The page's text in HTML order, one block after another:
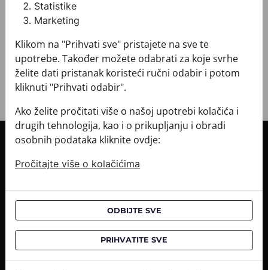
+ MATERIJAL I ODRŽAVANJE
+ DOSTAVA
+ POVRATI I ZAMJENE
INFORMACIJE O KUPNJI
Informacije o dostavi
CROATA saloni
O NAMA
Kontaktirajte nas
Statistike
Marketing
Klikom na "Prihvati sve" pristajete na sve te
upotrebe. Također možete odabrati za koje svrhe
želite dati pristanak koristeći ručni odabir i potom
kliknuti "Prihvati odabir".
Ako želite pročitati više o našoj upotrebi kolačića i
drugih tehnologija, kao i o prikupljanju i obradi
osobnih podataka kliknite ovdje:
Pročitajte više o kolačićima
ODBIJTE SVE
PRIHVATITE SVE